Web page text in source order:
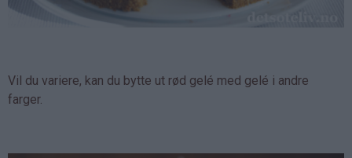
Vil du variere, kan du bytte ut rød gelé med gelé i andre
farger.